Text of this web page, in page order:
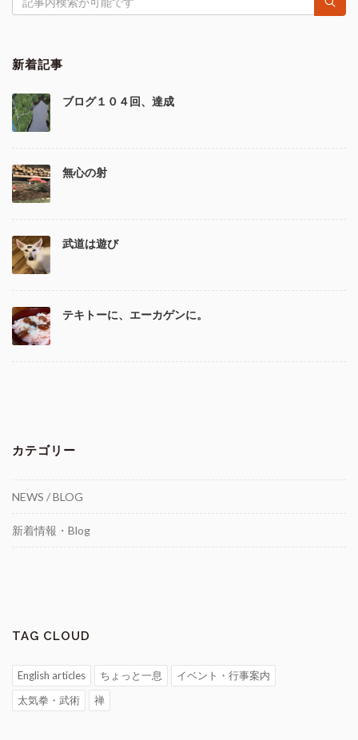
新着記事
ブログ１０４回、達成
無心の射
武道は遊び
テキトーに、エーカゲンに。
カテゴリー
NEWS / BLOG
新着情報・Blog
TAG CLOUD
English articles ちょっと一息
イベント・行事案内
太気拳・武術
禅